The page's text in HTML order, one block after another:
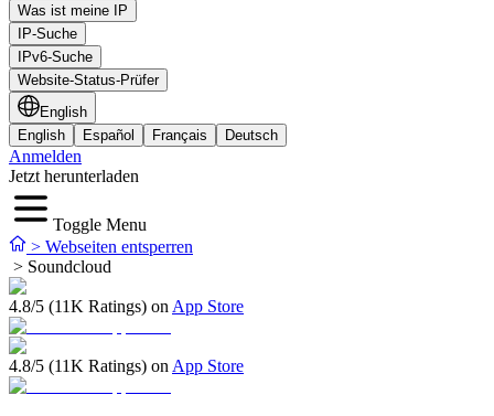
Was ist meine IP
IP-Suche
IPv6-Suche
Website-Status-Prüfer
English
English
Español Français Deutsch
Anmelden
Jetzt herunterladen
Toggle Menu
> Webseiten entsperren
> Soundcloud
4.8/5 (11K Ratings) on App Store
4.8/5 (11K Ratings) on App Store